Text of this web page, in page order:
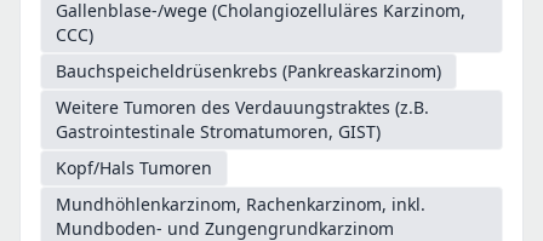
Gallenblase-/wege (Cholangiozelluläres Karzinom,
CCC)
Bauchspeicheldrüsenkrebs (Pankreaskarzinom)
Weitere Tumoren des Verdauungstraktes (z.B.
Gastrointestinale Stromatumoren, GIST)
Kopf/Hals Tumoren
Mundhöhlenkarzinom, Rachenkarzinom, inkl.
Mundboden- und Zungengrundkarzinom